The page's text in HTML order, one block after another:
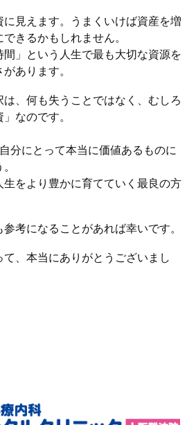
見えます。うまくいけば資産を増
きるかもしれません。
間」という人生で最も大切な資源を
あります。
、何も失うことではなく、むしろ
なのです。
分にとって本当に価値あるものに
をより豊かに育てていく最良の方
考になることがあれば幸いです。
、本当にありがとうございまし